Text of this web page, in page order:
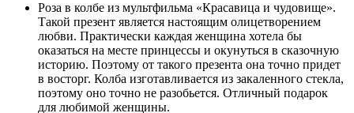
Роза в колбе из мультфильма «Красавица и чудовище».
Такой презент является настоящим олицетворением
любви. Практически каждая женщина хотела бы
оказаться на месте принцессы и окунуться в сказочную
историю. Поэтому от такого презента она точно придет
в восторг. Колба изготавливается из закаленного стекла,
поэтому оно точно не разобьется. Отличный подарок
для любимой женщины.